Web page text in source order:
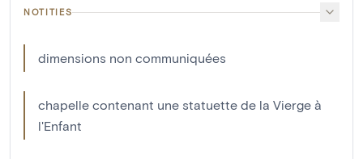
NOTITIES
dimensions non communiquées
chapelle contenant une statuette de la Vierge à
l'Enfant